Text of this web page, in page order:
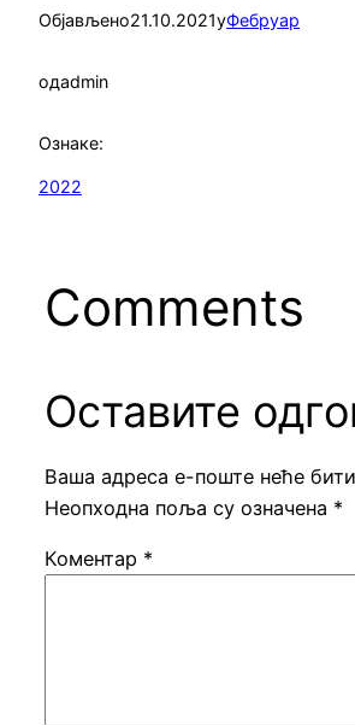
Објављено21.10.2021уФебруар
одadmin
Ознаке:
2022
Comments
Оставите
Ваша адреса е-поште неће
Неопходна поља су означена *
Коментар *